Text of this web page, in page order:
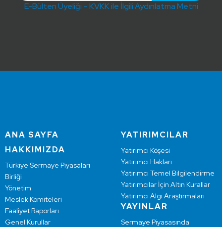
E-Bülten Üyeliği – KVKK ile İlgili Aydınlatma Metni
ANA SAYFA
HAKKIMIZDA
Türkiye Sermaye Piyasaları
Birliği
Yönetim
Meslek Komiteleri
Faaliyet Raporları
Genel Kurullar
YATIRIMCILAR
Yatırımcı Köşesi
Yatırımcı Hakları
Yatırımcı Temel Bilgilendirme
Yatırımcılar İçin Altın Kurallar
Yatırımcı Algı Araştırmaları
YAYINLAR
Sermaye Piyasasında